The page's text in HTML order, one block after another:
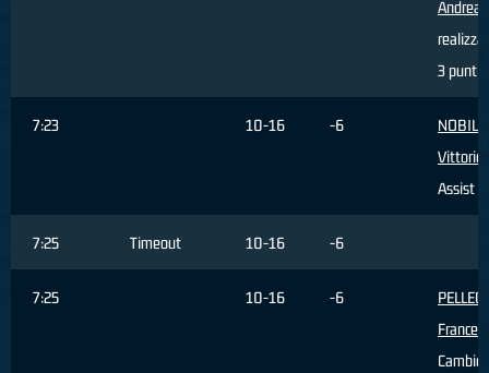
Andrea
3 punti
7:23 10-16 -6
NOBILE
Vittorio
Assist
7:25 Timeout 10-16 -6
7:25 10-16 -6
Cambio